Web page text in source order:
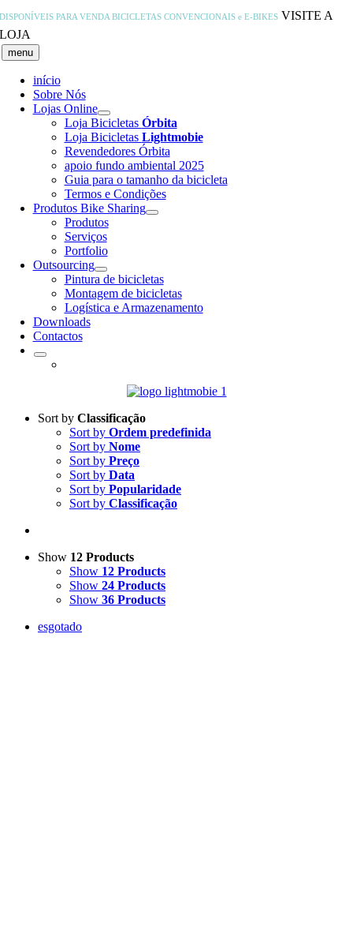
Skip
content
DISPONÍVEIS PARA VENDABICICLETAS CONVENCIONAIS e E-BIKES VISITE A
LOJA
menu
início
Sobre Nós
Lojas Online
Loja Bicicletas Órbita
Loja Bicicletas Lightmobie
Revendedores Órbita
apoio fundo ambiental 2025
Guia para o tamanho da bicicleta
Termos e Condições
Produtos Bike Sharing
Produtos
Serviços
Portfolio
Outsourcing
Pintura de bicicletas
Montagem de bicicletas
Logística e Armazenamento
Downloads
Contactos
Sort by Classificação
Sort by Ordem predefinida
Sort by Nome
Sort by Preço
Sort by Data
Sort by Popularidade
Sort by Classificação
Show 12 Products
Show 12 Products
Show 24 Products
Show 36 Products
esgotado